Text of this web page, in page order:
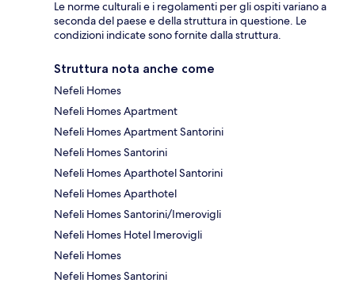
Le norme culturali e i regolamenti per gli ospiti variano a
seconda del paese e della struttura in questione. Le
condizioni indicate sono fornite dalla struttura.
Struttura nota anche come
Nefeli Homes
Nefeli Homes Apartment
Nefeli Homes Apartment Santorini
Nefeli Homes Santorini
Nefeli Homes Aparthotel Santorini
Nefeli Homes Aparthotel
Nefeli Homes Santorini/Imerovigli
Nefeli Homes Hotel Imerovigli
Nefeli Homes
Nefeli Homes Santorini